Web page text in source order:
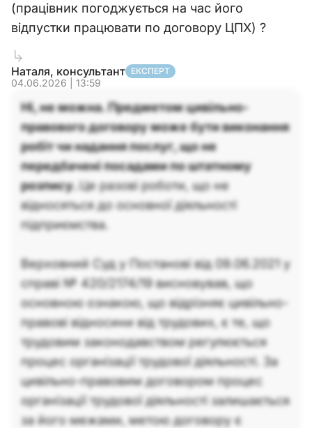
(працівник погоджується на час його
відпустки працювати по договору ЦПХ) ?
Наталя, консультант ЕКСПЕРТ
04.06.2026 | 13:59
Ні, не можна. Предметом цивільно-
правового договору може бути виконання
робіт чи надання послуг, що не
передбачені посадами по штатному
розпису. Це разові роботи, що не
відносяться до основної діяльності
підприємства.
Верховний Суд у Постанові від 09.06.2021 у
справі № 420/2174/19 висновував, що
основною ознакою, що відрізняє цивільно-
правові відносини від трудових, є те, що
трудовим законодавством регулюється
процес організації трудової діяльності. За
цивільно-правовим договором процес
організації трудової діяльності залишається
за його межами, метою договору є